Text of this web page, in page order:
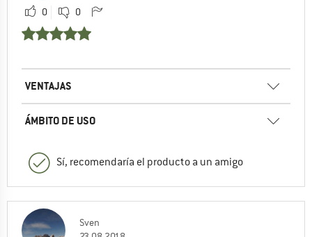
0 0
VENTAJAS
ÁMBITO DE USO
Sí, recomendaría el producto a un amigo
Sven